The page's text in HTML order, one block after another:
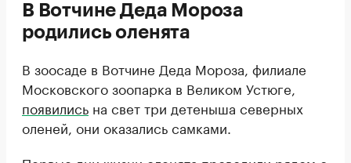
В Вотчине Деда Мороза
родились оленята
В зоосаде в Вотчине Деда Мороза, филиале
Московского зоопарка в Великом Устюге,
появились на свет три детеныша северных
оленей, они оказались самками.